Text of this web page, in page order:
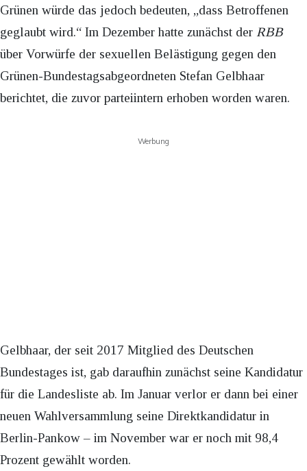
Grünen würde das jedoch bedeuten, „dass Betroffenen
geglaubt wird.“ Im Dezember hatte zunächst der RBB
über Vorwürfe der sexuellen Belästigung gegen den
Grünen-Bundestagsabgeordneten Stefan Gelbhaar
berichtet, die zuvor parteiintern erhoben worden waren.
Werbung
Gelbhaar, der seit 2017 Mitglied des Deutschen
Bundestages ist, gab daraufhin zunächst seine Kandidatur
für die Landesliste ab. Im Januar verlor er dann bei einer
neuen Wahlversammlung seine Direktkandidatur in
Berlin-Pankow – im November war er noch mit 98,4
Prozent gewählt worden.